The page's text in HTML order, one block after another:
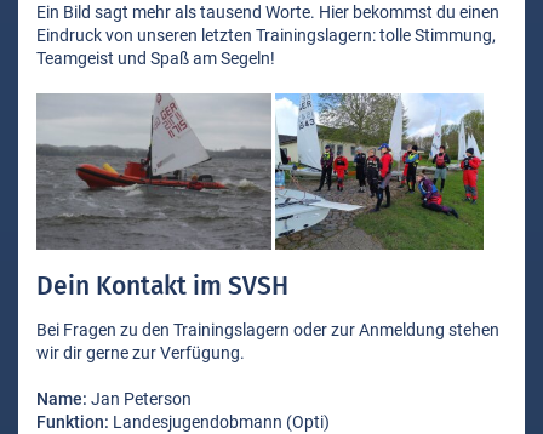
Ein Bild sagt mehr als tausend Worte. Hier bekommst du einen
Eindruck von unseren letzten Trainingslagern: tolle Stimmung,
Teamgeist und Spaß am Segeln!
Dein Kontakt im SVSH
Bei Fragen zu den Trainingslagern oder zur Anmeldung stehen
wir dir gerne zur Verfügung.
Name: Jan Peterson
Funktion: Landesjugendobmann (Opti)